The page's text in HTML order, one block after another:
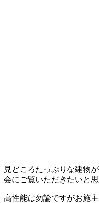
見どころたっぷりな建物
会にご覧いただきたいと思
高性能は勿論ですがお施